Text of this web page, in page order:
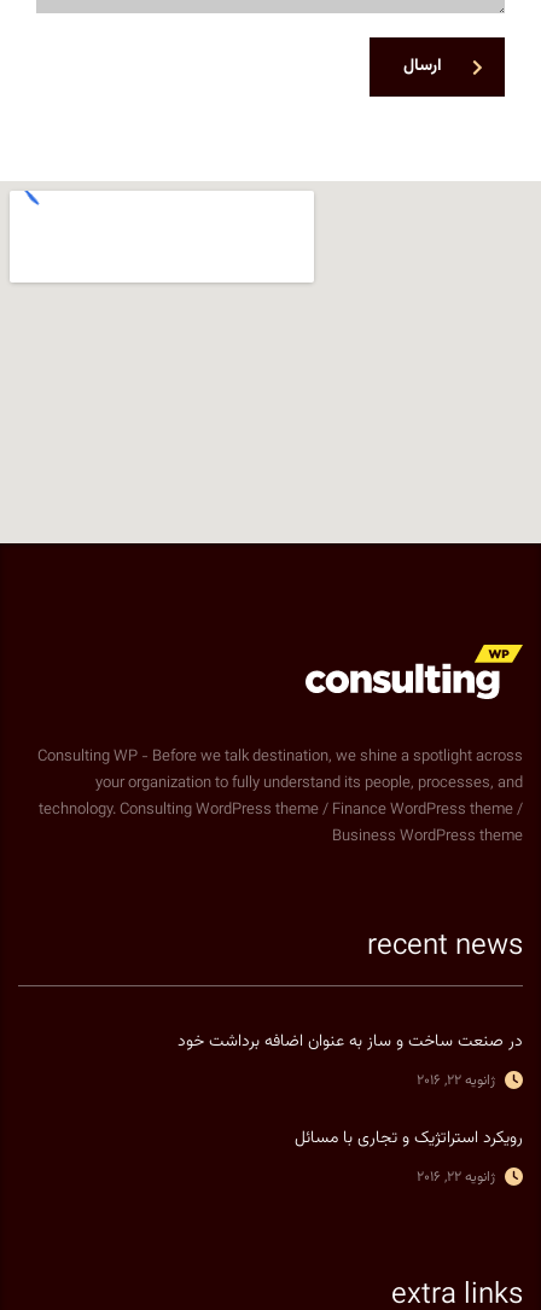
ارسال
Consulting WP - Before we talk destination, we shine a spotlight across
your organization to fully understand its people, processes, and
technology. Consulting WordPress theme / Finance WordPress theme /
Business WordPress theme
recent news
در صنعت ساخت و ساز به عنوان اضافه برداشت خود
ژانویه 22, 2016
رویکرد استراتژیک و تجاری با مسائل
ژانویه 22, 2016
extra links